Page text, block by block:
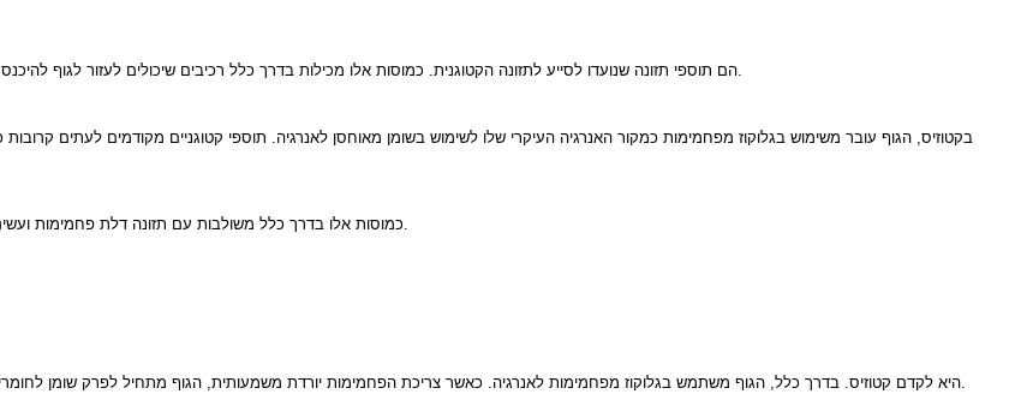
בקטוזיס, הגוף עובר משימוש בגלוקוז מפחמימות כמקור האנרגיה העיקרי שלו לשימוש בשומן מאוחסן לאנרגיה. תוספי קטוגניים מקודמים לעתים קרובות
כמוסות אלו בדרך כלל משולבות עם תזונה דלת פחמימותאופטימליות.
היא לקדם קטוזיס. בדרך כלל, הגוף משתמש בגלוקוז מפחמימות לאנרגיה. כאשר צריכת הפחמימות יורדת משמעותית, הגוף מתחיל לפרק שומן לחומרים הנקראים קטונים.